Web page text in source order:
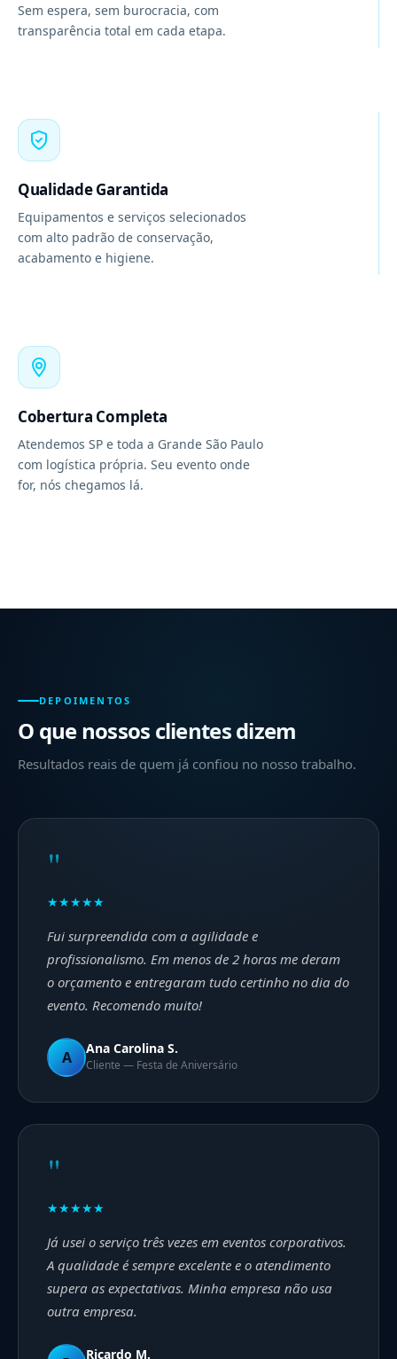
Sem espera, sem burocracia, com
transparência total em cada etapa.
Qualidade Garantida
Equipamentos e serviços selecionados
com alto padrão de conservação,
acabamento e higiene.
Cobertura Completa
Atendemos SP e toda a Grande São Paulo
com logística própria. Seu evento onde
for, nós chegamos lá.
DEPOIMENTOS
O que nossos clientes dizem
Resultados reais de quem já confiou no nosso trabalho.
"
★★★★★
Fui surpreendida com a agilidade e
profissionalismo. Em menos de 2 horas me deram
o orçamento e entregaram tudo certinho no dia do
evento. Recomendo muito!
A Ana Carolina S.
Cliente — Festa de Aniversário
"
★★★★★
Já usei o serviço três vezes em eventos corporativos.
A qualidade é sempre excelente e o atendimento
supera as expectativas. Minha empresa não usa
outra empresa.
Ricardo M.